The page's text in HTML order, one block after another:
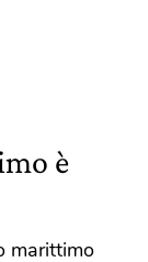
è
marittimo